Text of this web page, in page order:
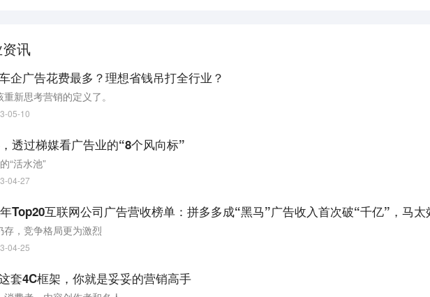
讯
企广告花费最多？理想省钱吊打全行业？
重新思考营销的定义了。
05-10
透过梯媒看广告业的“8个风向标”
“活水池”
04-27
Top20互联网公司广告营收榜单：拼多多成“黑马”广告收入首次破“千亿”，马
存，竞争格局更为激烈
04-25
套4C框架，你就是妥妥的营销高手